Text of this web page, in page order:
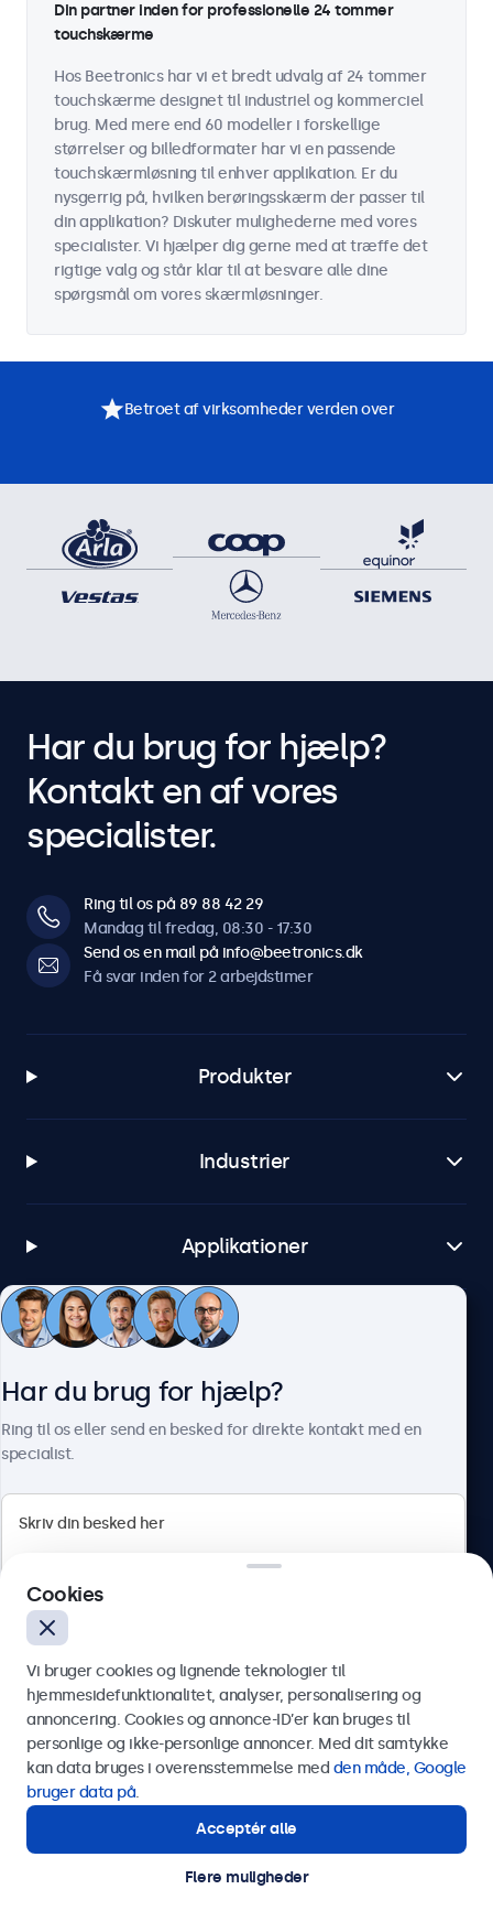
Din partner inden for professionelle 24 tommer
touchskærme
Hos Beetronics har vi et bredt udvalg af 24 tommer
touchskærme designet til industriel og kommerciel
brug. Med mere end 60 modeller i forskellige
størrelser og billedformater har vi en passende
touchskærmløsning til enhver applikation. Er du
nysgerrig på, hvilken berøringsskærm der passer til
din applikation? Diskuter mulighederne med vores
specialister. Vi hjælper dig gerne med at træffe det
rigtige valg og står klar til at besvare alle dine
spørgsmål om vores skærmløsninger.
Betroet af virksomheder verden over
Har du brug for hjælp?
Kontakt en af vores
specialister.
Ring til os på 89 88 42 29
Mandag til fredag, 08:30 - 17:30
Send os en mail på info@beetronics.dk
Få svar inden for 2 arbejdstimer
Produkter
Industrier
Applikationer
Kundeservice
Herstedøstervej 27-29, unit A, 2620 Albertslund, Danmark
Dansk
© 2026 Beetronics
Har du brug for hjælp?
Ring til os eller send en besked for direkte kontakt med en
specialist.
Send
Eller ring til os på
Kontakt vores specialister.
Cookies
Vi bruger cookies og lignende teknologier til
hjemmesidefunktionalitet, analyser, personalisering og
annoncering. Cookies og annonce-ID’er kan bruges til
personlige og ikke-personlige annoncer. Med dit samtykke
kan data bruges i overensstemmelse med den måde, Google
bruger data på.
Acceptér alle
Flere muligheder